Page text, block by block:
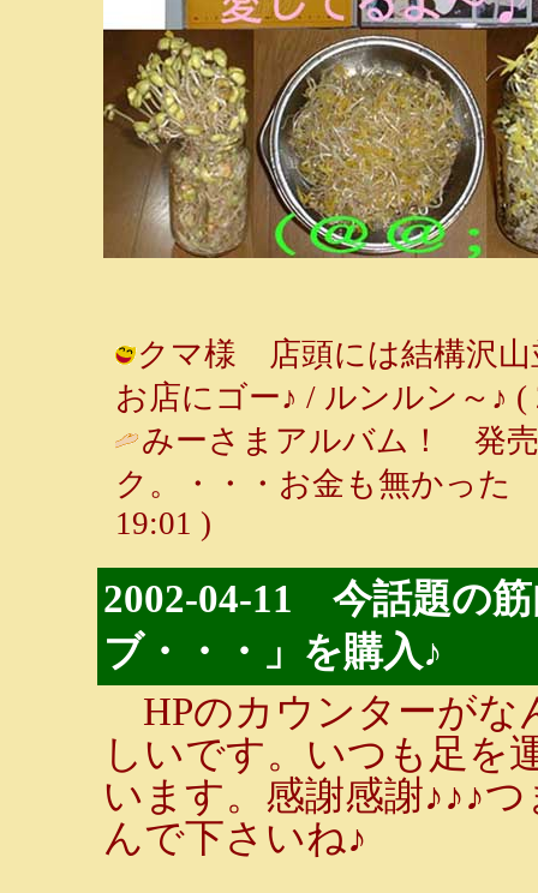
クマ様 店頭には結構沢山
お店にゴー♪ / ルンルン～♪ (
みーさまアルバム！ 発
ク。・・・お金も無かっ
19:01 )
2002-04-11 今話題の
ブ・・・」を購入♪
HPのカウンターがな
しいです。いつも足を
います。感謝感謝♪♪♪
んで下さいね♪